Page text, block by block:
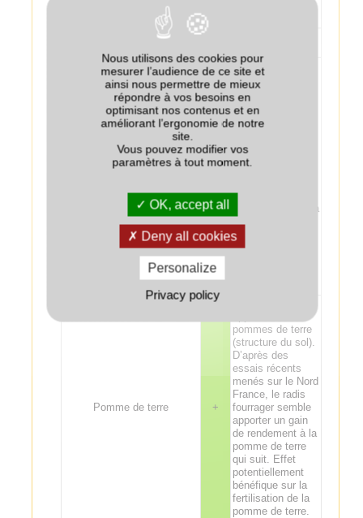
Suspicion
d'augmentation du
risque de
rhizoctone brun
dans des
situations avec
identifiée de la
maladie. Risque
des populations
de nématode de la
betterave
(Heterodera
schachtii), en
Pomme de terre +
pommes de terre
(structure du sol).
D’après des
essais récents
menés sur le Nord
France, le radis
fourrager semble
apporter un gain
de rendement à la
pomme de terre
qui suit. Effet
potentiellement
bénéfique sur la
fertilisation de la
pomme de terre.
Nous utilisons des cookies pour
mesurer l’audience de ce site et
ainsi nous permettre de mieux
répondre à vos besoins en
optimisant nos contenus et en
améliorant l’ergonomie de notre
site.
Vous pouvez modifier vos
paramètres à tout moment.
OK, accept all
Deny all cookies
Personalize
Privacy policy